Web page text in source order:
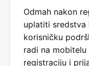
Odmah nakon
uplatiti
korisničku
radi na
registraciju i